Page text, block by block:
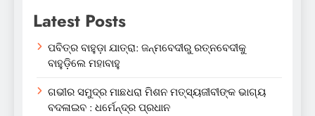
Latest Posts
ପବିତ୍ର ବାହୁଡ଼ା ଯାତ୍ରା: ଜନ୍ମବେଦୀରୁ ରତ୍ନବେଦୀକୁ
ବାହୁଡ଼ିଲେ ମହାବାହୁ
ଗଭୀର ସମୁଦ୍ର ମାଛଧରା ମିଶନ ମତ୍ସ୍ୟଜୀବୀଙ୍କ ଭାଗ୍ୟ
ବଦଳାଇବ : ଧର୍ମେନ୍ଦ୍ର ପ୍ରଧାନ